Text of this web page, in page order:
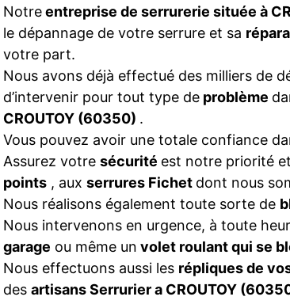
Notreentreprise de serrurerie située à
le dépannage de votre serrure et sa
votre part.
Nous avons déjà effectué des milliers de
d’intervenir pour tout type de problème
CROUTOY (60350) .
Vous pouvez avoir une totale confiance
Assurez votre sécurité est notre priorité
points , aux serrures Fichet dont nous
Nous réalisons également toute sorte de
Nous intervenons en urgence, à toute
garage ou même un volet roulant qui se
Nous effectuons aussi les répliques de
des artisans Serrurier a CROUTOY